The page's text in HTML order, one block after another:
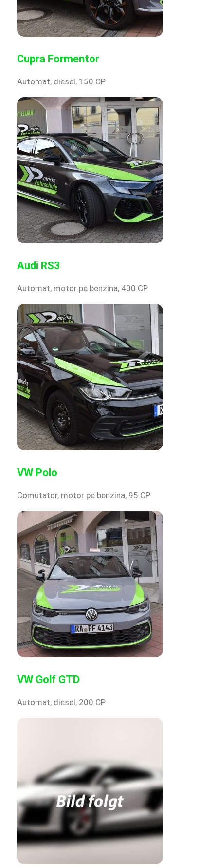
Cupra Formentor
Automat, diesel, 150 CP
Audi RS3
Automat, motor pe benzina, 400 CP
VW Polo
Comutator, motor pe benzina, 95 CP
VW Golf GTD
Automat, diesel, 200 CP